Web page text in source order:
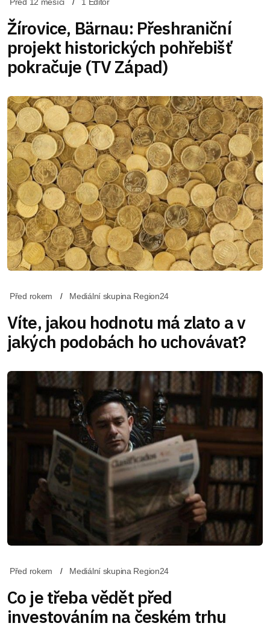
Žírovice, Bärnau: Přeshraniční
projekt historických pohřebišť
pokračuje (TV Západ)
Před rokem Mediální skupina Region24
Víte, jakou hodnotu má zlato a v
jakých podobách ho uchovávat?
Před rokem Mediální skupina Region24
Co je třeba vědět před
investováním na českém trhu